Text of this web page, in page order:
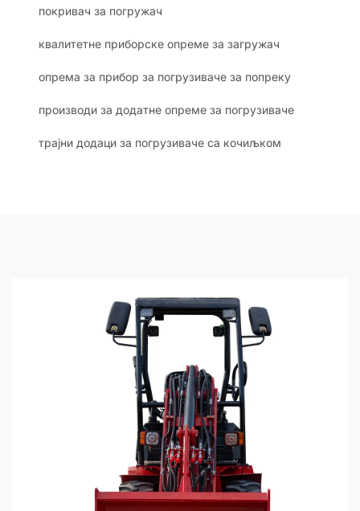
покривач за погружач
квалитетне приборске опреме за загружач
опрема за прибор за погрузиваче за попреку
производи за додатне опреме за погрузиваче
трајни додаци за погрузиваче са кочиљком